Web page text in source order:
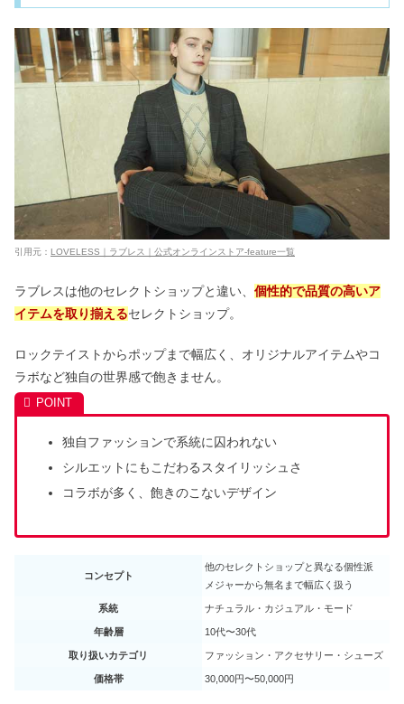
引用元： LOVELESS｜ラブレス｜公式オンラインストア-feature一覧
ラブレスは他のセレクトショップと違い、 個性的で品質の高いア
イテムを取り揃えるセレクトショップ。
ロックテイストからポップまで幅広く、オリジナルアイテムやコ
ラボなど独自の世界感で飽きません。
独自ファッションで系統に囚われない
シルエットにもこだわるスタイリッシュさ
コラボが多く、飽きのこないデザイン
コンセプト
他のセレクトショップと異なる個性派
メジャーから無名まで幅広く扱う
系統 ナチュラル・カジュアル・モード
年齢層 10代〜30代
取り扱いカテゴリ ファッション・アクセサリー・シューズ
価格帯 30,000円〜50,000円